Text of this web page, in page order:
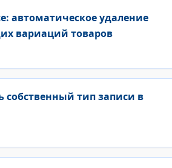
автоматическое удаление
вариаций товаров
собственный тип записи в